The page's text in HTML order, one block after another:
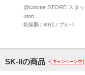
@cosme STORE スタ
uton
乾燥肌 / 30代 / ブルベ
SK-IIの商品